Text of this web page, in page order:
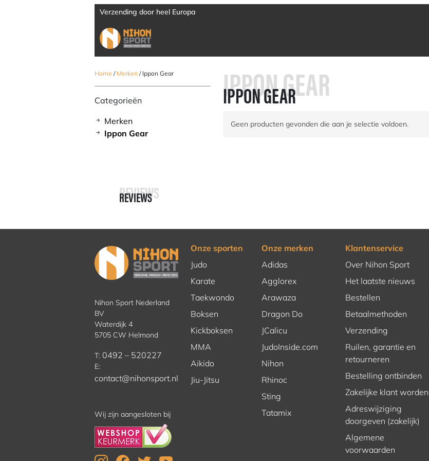
Verzending door heel Europa
Home / Merken / Ippon Gear
Categorieën
Merken
Ippon Gear
IPPON GEAR
IPPON GEAR
Geen producten gevonden die aan je selectie voldoen.
REVIEWS
REVIEWS
Nihon Sport Nederland
BV
Waterdijk 4
5705 CW Helmond
T: 0492 – 520227
E:
contact@nihonsport.nl
Wij zijn aangesloten bij
Onze sporten
Judo
Karate
Taekwondo
Boksen
Kickboksen
MMA
Aikido
Jiu-Jitsu
Onze merken
Adidas
Agglorex
Arawaza
Dragon Do
JCalicu
JudoInside.com
Nihon
Rhinoc
Sting
Tatamix
Klantenservice
Over Nihon Sport
Het laatste nieuws
Bestellen
Betaalmethoden
Verzending
Ruilen, garantie en
retourneren
Bestelling ontbinden
Zakelijke klant worden
Adreswijziging
doorgeven (zakelijk)
Algemene
voorwaarden